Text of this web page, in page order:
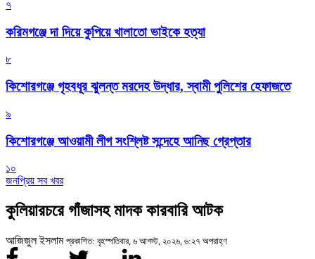
৭
করিমগঞ্জে দা দিয়ে কুপিয়ে খালাতো ভাইকে হত্যা
৮
কিশোরগঞ্জে গৃহবধূর ঝুলন্ত মরদেহ উদ্ধার, স্বামী পুলিশের হেফাজতে
৯
কিশোরগঞ্জে আওয়ামী লীগ সংশ্লিষ্ট সন্দেহে আনিছ গ্রেপ্তার
১০
জনপ্রিয় সব খবর
কুলিয়ারচরে গাঁজাসহ মাদক কারবারি আটক
আজিজুল ইসলাম প্রকাশিত: বৃহস্পতিবার, ৬ আগস্ট, ২০২৬, ৬:২৭ অপরাহ্ণ